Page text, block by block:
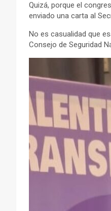
Quizá, porque el
enviado una carta al
No es casualidad que
Consejo de Seguridad